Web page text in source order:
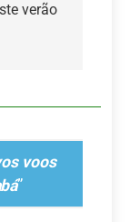
verão
voos
”